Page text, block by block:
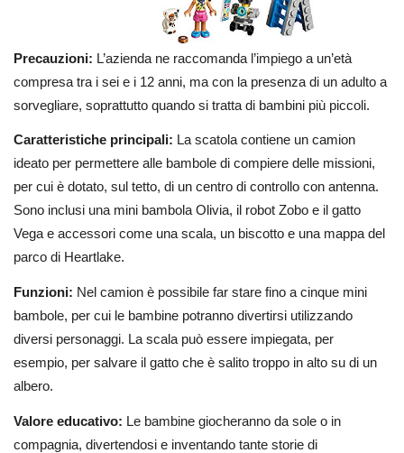
Precauzioni: L’azienda ne raccomanda l’impiego a un’età
compresa tra i sei e i 12 anni, ma con la presenza di un adulto a
sorvegliare, soprattutto quando si tratta di bambini più piccoli.
Caratteristiche principali: La scatola contiene un camion
ideato per permettere alle bambole di compiere delle missioni,
per cui è dotato, sul tetto, di un centro di controllo con antenna.
Sono inclusi una mini bambola Olivia, il robot Zobo e il gatto
Vega e accessori come una scala, un biscotto e una mappa del
parco di Heartlake.
Funzioni: Nel camion è possibile far stare fino a cinque mini
bambole, per cui le bambine potranno divertirsi utilizzando
diversi personaggi. La scala può essere impiegata, per
esempio, per salvare il gatto che è salito troppo in alto su di un
albero.
Valore educativo: Le bambine giocheranno da sole o in
compagnia, divertendosi e inventando tante storie di